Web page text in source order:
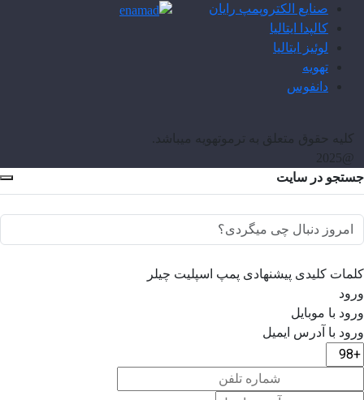
صنایع الکتروپمپ رایان
کالپدا ایتالیا
لوئیز ایتالیا
تهویه
دانفوس
کلیه حقوق متعلق به ترموتهویه میباشد.
@2025
جستجو در سایت
کلمات کلیدی پیشنهادی پمپ اسپلیت چیلر
ورود
ورود با موبایل
ورود با ‫آدرس ایمیل